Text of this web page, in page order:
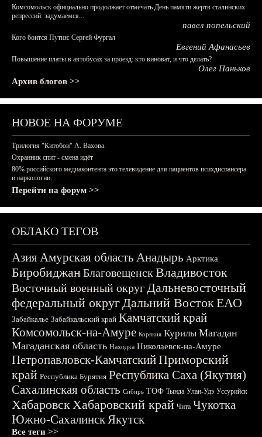
Комсомольск официально продолжает отмечать День памяти жертв сталинских
репрессий: задумаемся...
павел попельский
Кого боится Путин: Сергей Фургал
Евгений Афанасьев
Повышение платы в автобусах за проезд: кто виноват, и что делать?
Олег Паньков
Архив блогов >>
НОВОЕ НА ФОРУМЕ
Трилогия "Китобои" А. Вахова.
Охранник спит - смена идёт
80% российского медиаконтента это телевидение для пациентов психдиспансера
и наркологии.
Перейти на форум >>
ОБЛАКО ТЕГОВ
АзияАмурская область Анадырь Арктика
БиробиджанБлаговещенскВладивосток
Восточный военный округДальневосточный
федеральный округДальний ВостокЕАО
Забайкалье Забайкальский край Камчатский край
Комсомольск-на-Амуре Корякия Курилы Магадан
Магаданская область Находка Николаевск-на-Амуре
Петропавловск-КамчатскийПриморский
край Республика Бурятия Республика Саха (Якутия)
Сахалинская область Сибирь ТОФ Тында Улан-Удэ Уссурийск
ХабаровскХабаровский край Чита Чукотка
Южно-СахалинскЯкутск
Все теги >>